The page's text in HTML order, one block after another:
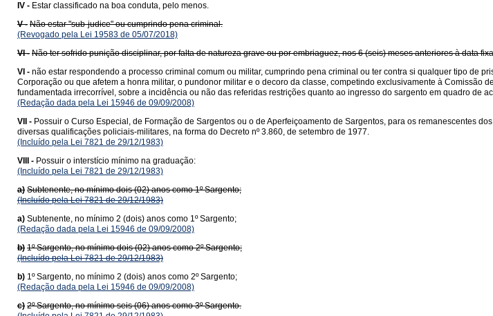
IV - Estar classificado na boa conduta, pelo menos.
V - Não estar "sub-judice" ou cumprindo pena criminal.
(Revogado pela Lei 19583 de 05/07/2018)
VI - Não ter sofrido punição disciplinar, por falta de natureza grave ou por embriaguez, nos 6 (seis) meses anteriores à data
VI - não estar respondendo a processo criminal comum ou militar, cumprindo pena criminal ou ter contra si qualquer tipo de
Corporação ou que afetem a honra militar, o pundonor militar e o decoro da classe, competindo exclusivamente à
fundamentada irrecorrível, sobre a incidência ou não das referidas restrições quanto ao ingresso do sargento em quadro de
(Redação dada pela Lei 15946 de 09/09/2008)
VII - Possuir o Curso Especial, de Formação de Sargentos ou o de Aperfeiçoamento de Sargentos, para os remanescentes
diversas qualificações policiais-militares, na forma do Decreto nº 3.860, de setembro de 1977.
(Incluído pela Lei 7821 de 29/12/1983)
VIII - Possuir o interstício mínimo na graduação:
(Incluído pela Lei 7821 de 29/12/1983)
a) Subtenente, no mínimo dois (02) anos como 1º Sargento;
(Incluído pela Lei 7821 de 29/12/1983)
a) Subtenente, no mínimo 2 (dois) anos como 1º Sargento;
(Redação dada pela Lei 15946 de 09/09/2008)
b) 1º Sargento, no mínimo dois (02) anos como 2º Sargento;
(Incluído pela Lei 7821 de 29/12/1983)
b) 1º Sargento, no mínimo 2 (dois) anos como 2º Sargento;
(Redação dada pela Lei 15946 de 09/09/2008)
c) 2º Sargento, no mínimo seis (06) anos como 3º Sargento.